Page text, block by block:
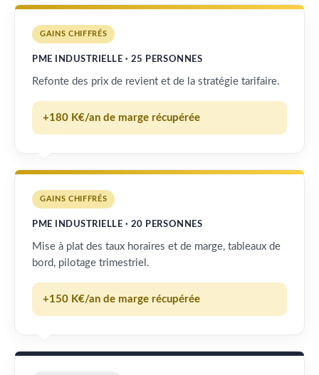
GAINS CHIFFRÉS
PME INDUSTRIELLE · 25 PERSONNES
Refonte des prix de revient et de la stratégie tarifaire.
+180 K€/an de marge récupérée
GAINS CHIFFRÉS
PME INDUSTRIELLE · 20 PERSONNES
Mise à plat des taux horaires et de marge, tableaux de
bord, pilotage trimestriel.
+150 K€/an de marge récupérée